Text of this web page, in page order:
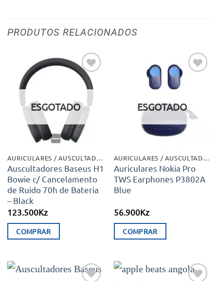
PRODUTOS RELACIONADOS
Adicionar
aos meus
desejos
ESGOTADO
AURICULARES / AUSCULTADORES
Auscultadores Baseus H1
Bowie c/ Cancelamento
de Ruido 70h de Bateria
– Black
123.500Kz
COMPRAR
Adicionar
aos meus
ESGOTADO
AURICULARES / AUSCULTADORES
Auriculares Nokia Pro
TWS Earphones P3802A
Blue
56.900Kz
COMPRAR